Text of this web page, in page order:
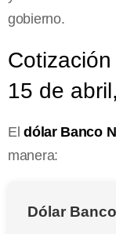
gobierno.
15 de
Eldólar Banco
manera:
Dólar